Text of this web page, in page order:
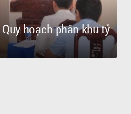
hoạch phân khu tỷ